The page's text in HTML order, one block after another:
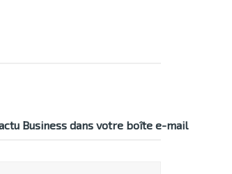
Business dans votre boîte e-mail